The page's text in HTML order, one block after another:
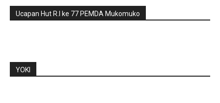
Ucapan Hut R.I ke 77 PEMDA Mukomuko
YOKI